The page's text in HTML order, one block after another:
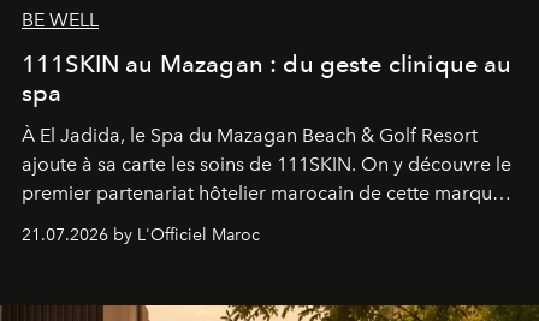
BE WELL
111SKIN au Mazagan : du geste clinique au
spa
À El Jadida, le Spa du Mazagan Beach & Golf Resort
ajoute à sa carte les soins de 111SKIN. On y découvre le
premier partenariat hôtelier marocain de cette marque
britannique, née dans un cabinet de chirurgie plastique
londonien et construite depuis autour d'un actif breveté,
21.07.2026 by L'Officiel Maroc